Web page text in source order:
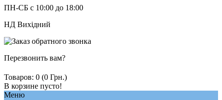
ПН-СБ с 10:00 до 18:00
НД Вихідний
Перезвонить вам?
Товаров: 0 (0 Грн.)
В корзине пусто!
Меню